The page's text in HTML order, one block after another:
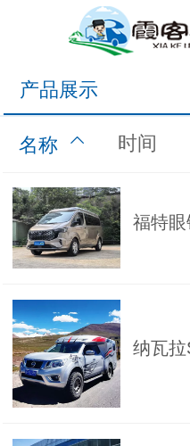
产品展示
名称 时间
福特
纳瓦拉